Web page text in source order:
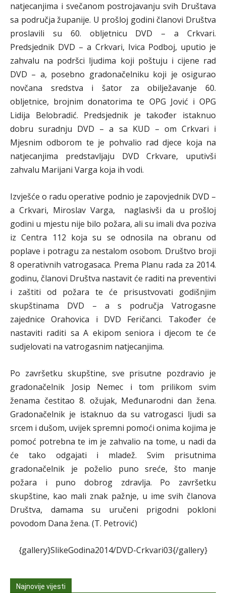
natjecanjima i svečanom postrojavanju svih Društava
sa područja županije. U prošloj godini članovi Društva
proslavili su 60. obljetnicu DVD – a Crkvari.
Predsjednik DVD – a Crkvari, Ivica Podboj, uputio je
zahvalu na podršci ljudima koji poštuju i cijene rad
DVD – a, posebno gradonačelniku koji je osigurao
novčana sredstva i šator za obilježavanje 60.
obljetnice, brojnim donatorima te OPG Jović i OPG
Lidija Belobradić. Predsjednik je također istaknuo
dobru suradnju DVD – a sa KUD – om Crkvari i
Mjesnim odborom te je pohvalio rad djece koja na
natjecanjima predstavljaju DVD Crkvare, uputivši
zahvalu Marijani Varga koja ih vodi.
Izvješće o radu operative podnio je zapovjednik DVD –
a Crkvari, Miroslav Varga, naglasivši da u prošloj
godini u mjestu nije bilo požara, ali su imali dva poziva
iz Centra 112 koja su se odnosila na obranu od
poplave i potragu za nestalom osobom. Društvo broji
8 operativnih vatrogasaca. Prema Planu rada za 2014.
godinu, članovi Društva nastavit će raditi na preventivi
i zaštiti od požara te će prisustvovati godišnjim
skupštinama DVD – a s područja Vatrogasne
zajednice Orahovica i DVD Feričanci. Također će
nastaviti raditi sa A ekipom seniora i djecom te će
sudjelovati na vatrogasnim natjecanjima.
Po završetku skupštine, sve prisutne pozdravio je
gradonačelnik Josip Nemec i tom prilikom svim
ženama čestitao 8. ožujak, Međunarodni dan žena.
Gradonačelnik je istaknuo da su vatrogasci ljudi sa
srcem i dušom, uvijek spremni pomoći onima kojima je
pomoć potrebna te im je zahvalio na tome, u nadi da
će tako odgajati i mladež. Svim prisutnima
gradonačelnik je poželio puno sreće, što manje
požara i puno dobrog zdravlja. Po završetku
skupštine, kao mali znak pažnje, u ime svih članova
Društva, damama su uručeni prigodni pokloni
povodom Dana žena. (T. Petrović)
{gallery}SlikeGodina2014/DVD-Crkvari03{/gallery}
Najnovije vijesti